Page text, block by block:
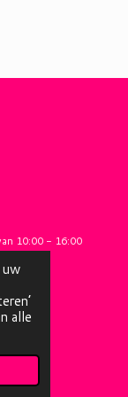
uw
alle
10:00 - 16:00